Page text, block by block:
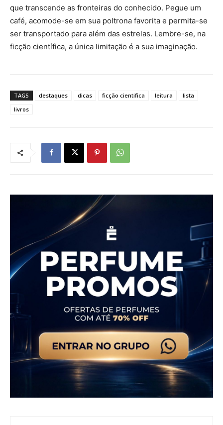
que transcende as fronteiras do conhecido. Pegue um
café, acomode-se em sua poltrona favorita e permita-se
ser transportado para além das estrelas. Lembre-se, na
ficção científica, a única limitação é a sua imaginação.
TAGS destaques dicas ficção cientifica leitura
lista
livros